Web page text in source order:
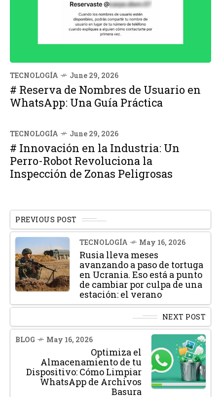
TECNOLOGÍA June 29, 2026
# Reserva de Nombres de Usuario en
WhatsApp: Una Guía Práctica
TECNOLOGÍA June 29, 2026
# Innovación en la Industria: Un
Perro-Robot Revoluciona la
Inspección de Zonas Peligrosas
PREVIOUS POST
TECNOLOGÍA May 16, 2026
Rusia lleva meses
avanzando a paso de tortuga
en Ucrania. Eso está a punto
de cambiar por culpa de una
estación: el verano
NEXT POST
BLOG May 16, 2026
Optimiza el
Almacenamiento de tu
Dispositivo: Cómo Limpiar
WhatsApp de Archivos
Basura